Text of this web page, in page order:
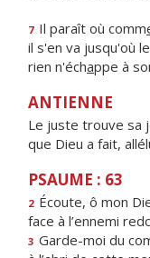
7 Il paraît où comm
il s'en va jusqu'où
rien n'échappe à
ANTIENNE
Le juste trouve sa
que Dieu a fait,
PSAUME : 63
2 Écoute, ô mon
face à l’ennemi
3 Garde-moi du